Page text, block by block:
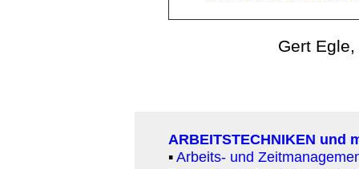
Gert
ARBEITSTECHNIKEN und
▪Arbeits- und